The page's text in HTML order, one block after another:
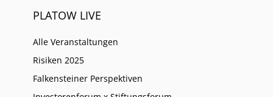
PLATOW LIVE
Alle Veranstaltungen
Risiken 2025
Falkensteiner Perspektiven